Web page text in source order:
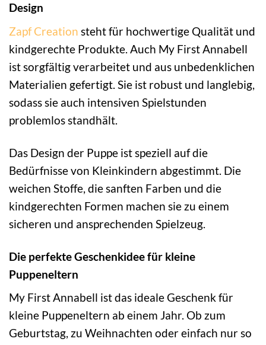
Design
Zapf Creation steht für hochwertige Qualität und
kindgerechte Produkte. Auch My First Annabell
ist sorgfältig verarbeitet und aus unbedenklichen
Materialien gefertigt. Sie ist robust und langlebig,
sodass sie auch intensiven Spielstunden
problemlos standhält.
Das Design der Puppe ist speziell auf die
Bedürfnisse von Kleinkindern abgestimmt. Die
weichen Stoffe, die sanften Farben und die
kindgerechten Formen machen sie zu einem
sicheren und ansprechenden Spielzeug.
Die perfekte Geschenkidee für kleine
Puppeneltern
My First Annabell ist das ideale Geschenk für
kleine Puppeneltern ab einem Jahr. Ob zum
Geburtstag, zu Weihnachten oder einfach nur so